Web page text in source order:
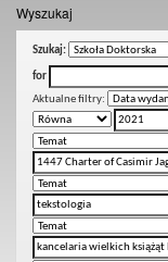
Wyszukaj
Szukaj:
for
Aktualne filtry: